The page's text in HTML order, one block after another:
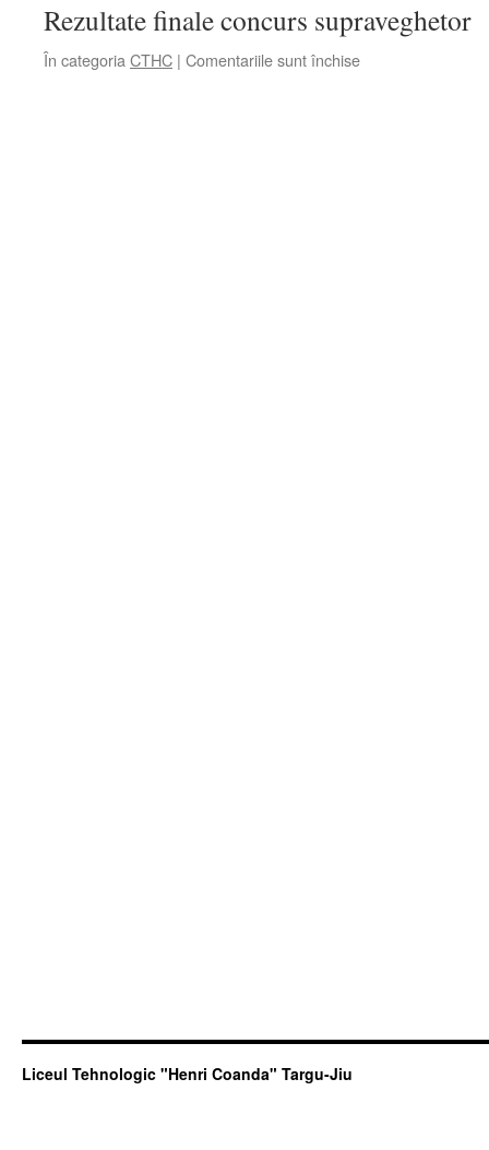
Rezultate finale concurs supraveghetor
În categoria CTHC | Comentariile sunt închisepentru
Liceul Tehnologic "Henri Coanda" Targu-Jiu